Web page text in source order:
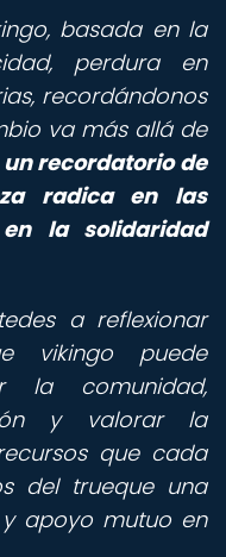
basada en la
perdura en
recordándonos
va más allá de
recordatorio de
radica en las
la solidaridad
a reflexionar
vikingo puede
la comunidad,
y valorar la
que cada
del trueque una
apoyo mutuo en